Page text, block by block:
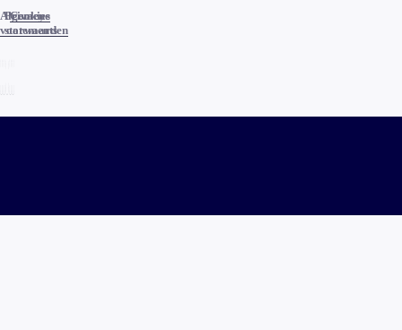
Algemene
voorwaarden
Privacy
statements
Cookies